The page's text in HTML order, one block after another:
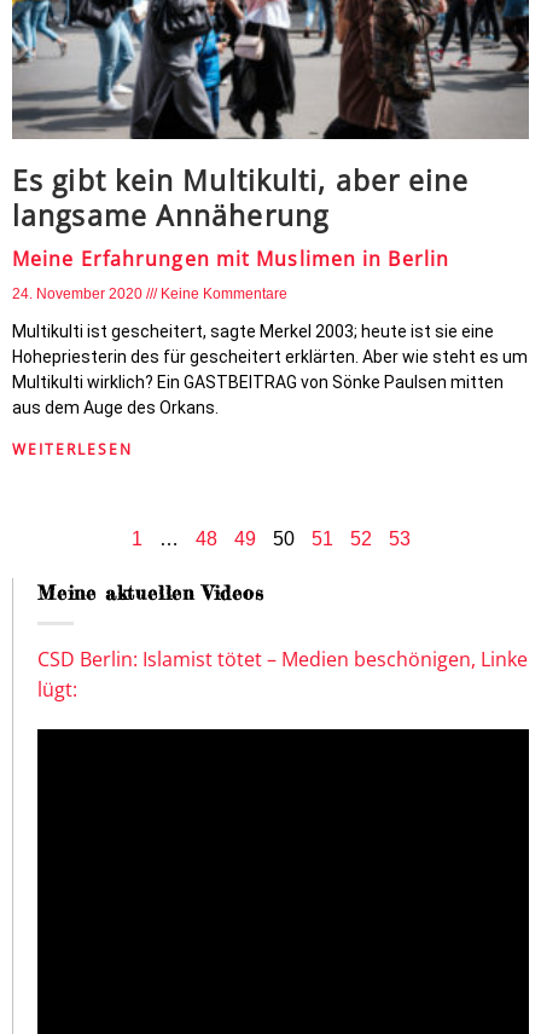
Es gibt kein Multikulti, aber eine
langsame Annäherung
Meine Erfahrungen mit Muslimen in Berlin
24. November 2020 Keine Kommentare
Multikulti ist gescheitert, sagte Merkel 2003; heute ist sie eine
Hohepriesterin des für gescheitert erklärten. Aber wie steht es um
Multikulti wirklich? Ein GASTBEITRAG von Sönke Paulsen mitten
aus dem Auge des Orkans.
WEITERLESEN
1 … 48 49 50 51 52 53
Meine aktuellen Videos
CSD Berlin: Islamist tötet – Medien beschönigen, Linke
lügt: